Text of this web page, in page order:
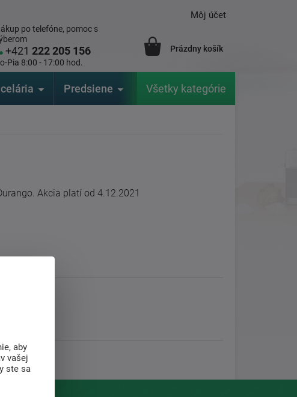
po telefóne, pomoc s
+421222 205 156
Pia 8:00 - 17:00 hod.
Môj účet
Prázdny košík
Predsiene Výrobcovia
Všetky kategórie
Akcia platí od 4.12.2021
aby
vašej
ste sa